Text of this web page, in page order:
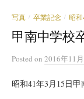
写真 / 卒業記念 / 昭
甲南中学校
Posted on 2016年11
昭和41年3月15日